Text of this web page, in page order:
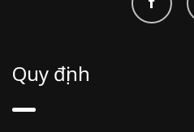
Quy định